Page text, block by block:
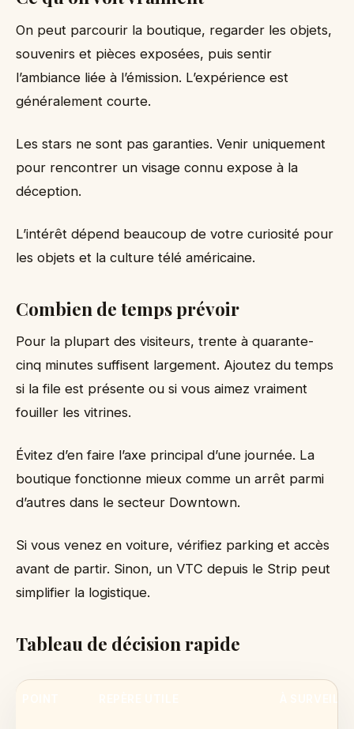
On peut parcourir la boutique, regarder les objets,
souvenirs et pièces exposées, puis sentir
l’ambiance liée à l’émission. L’expérience est
généralement courte.
Les stars ne sont pas garanties. Venir uniquement
pour rencontrer un visage connu expose à la
déception.
L’intérêt dépend beaucoup de votre curiosité pour
les objets et la culture télé américaine.
Combien de temps prévoir
Pour la plupart des visiteurs, trente à quarante-
cinq minutes suffisent largement. Ajoutez du temps
si la file est présente ou si vous aimez vraiment
fouiller les vitrines.
Évitez d’en faire l’axe principal d’une journée. La
boutique fonctionne mieux comme un arrêt parmi
d’autres dans le secteur Downtown.
Si vous venez en voiture, vérifiez parking et accès
avant de partir. Sinon, un VTC depuis le Strip peut
simplifier la logistique.
Tableau de décision rapide